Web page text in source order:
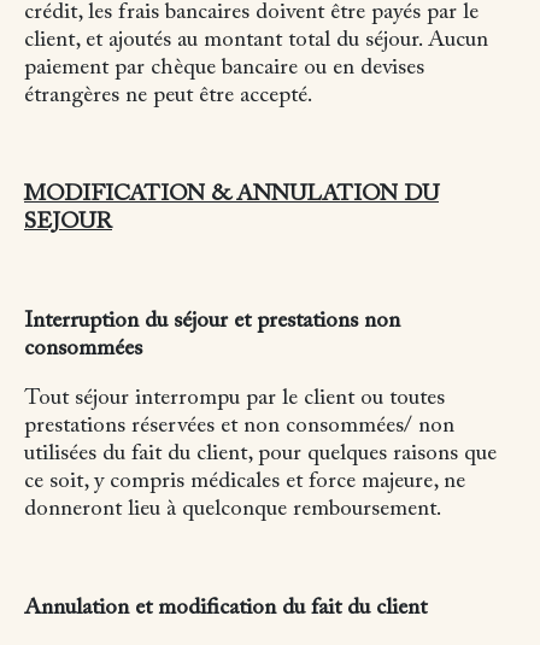
crédit, les frais bancaires doivent être payés par le
client, et ajoutés au montant total du séjour. Aucun
paiement par chèque bancaire ou en devises
étrangères ne peut être accepté.
MODIFICATION & ANNULATION DU
SEJOUR
Interruption du séjour et prestations non
consommées
Tout séjour interrompu par le client ou toutes
prestations réservées et non consommées/ non
utilisées du fait du client, pour quelques raisons que
ce soit, y compris médicales et force majeure, ne
donneront lieu à quelconque remboursement.
Annulation et modification du fait du client